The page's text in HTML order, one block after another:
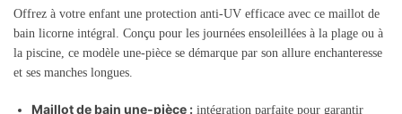
Offrez à votre enfant une protection anti-UV efficace avec ce maillot de
bain licorne intégral. Conçu pour les journées ensoleillées à la plage ou à
la piscine, ce modèle une-pièce se démarque par son allure enchanteresse
et ses manches longues.
Maillot de bain une-pièce : intégration parfaite pour garantir